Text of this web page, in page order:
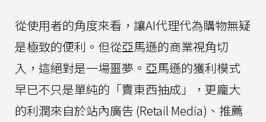
從使用者的角度來看，讓AI代理代為購物無疑
是極致的便利。但從亞馬遜的商業視角切
入，這絕對是一場噩夢。亞馬遜的獲利模式
早已不只是單純的「賣東西抽成」，更龐大
的利潤來自於站內廣告 (Retail Media)、推薦